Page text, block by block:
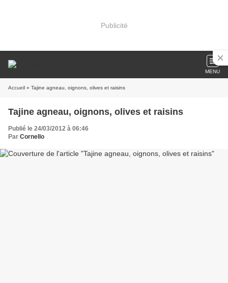
Publicité
MENU
Accueil » Tajine agneau, oignons, olives et raisins
Tajine agneau, oignons, olives et raisins
Publié le 24/03/2012 à 06:46
Par Cornello